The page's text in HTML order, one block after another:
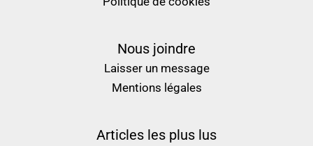
Nous joindre
Laisser un message
Mentions légales
Articles les plus lus